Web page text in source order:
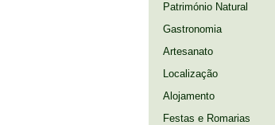
Património Natural
Gastronomia
Artesanato
Localização
Alojamento
Festas e Romarias